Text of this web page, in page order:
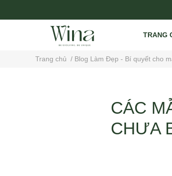
TRANG
Trang chủ / Blog Làm Đẹp - Bí quyết cho
CÁC
CHƯA